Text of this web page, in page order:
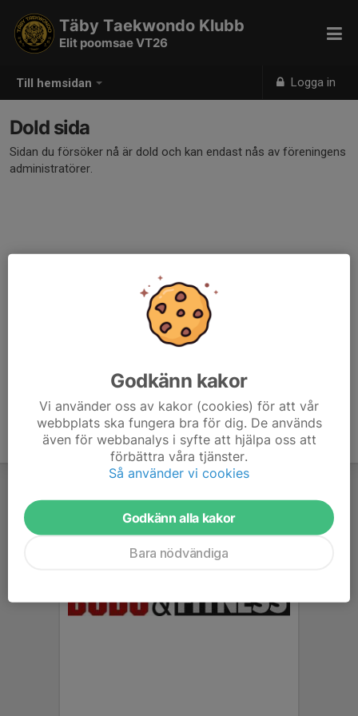
Till hemsidan Logga in
Täby Taekwondo Klubb
Elit poomsae VT26
Dold sida
Sidan du försöker nå är dold och kan endast nås av föreningens
administratörer.
Godkänn kakor
Vi använder oss av kakor (cookies) för att vår
webbplats ska fungera bra för dig. De används
även för webbanalys i syfte att hjälpa oss att
förbättra våra tjänster.
Så använder vi cookies
Godkänn alla kakor
Bara nödvändiga